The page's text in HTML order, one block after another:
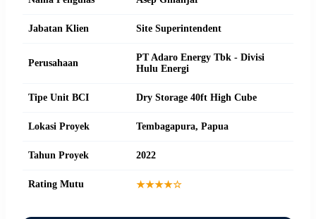
Jabatan Klien Site Superintendent
Perusahaan
PT Adaro Energy Tbk - Divisi
Hulu Energi
Tipe Unit BCI Dry Storage 40ft High Cube
Lokasi Proyek Tembagapura, Papua
Tahun Proyek 2022
Rating Mutu ★★★★☆